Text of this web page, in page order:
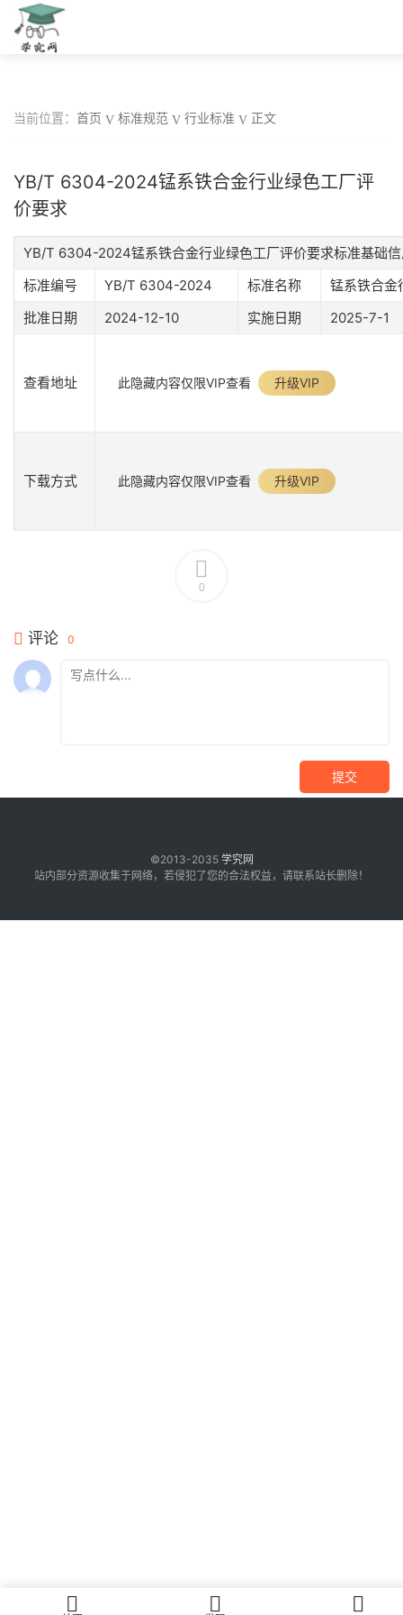
当前位置： 首页 标准规范 行业标准 正文
YB/T 6304-2024锰系铁合金行业绿色工厂评
价要求
YB/T 6304-2024锰系铁合金行业绿色工厂评价要求标准基础
标准编号
YB/T 6304-2024 标准名称
锰系铁合金
批准日期
2024-12-10 实施日期 2025-7-1
查看地址 此隐藏内容仅限VIP查看 升级VIP
下载方式 此隐藏内容仅限VIP查看 升级VIP
0
评论 0
提交
©2013-2035 学究网
站内部分资源收集于网络，若侵犯了您的合法权益，请联系站长删除！